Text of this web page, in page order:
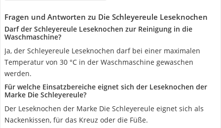
Fragen und Antworten zu Die Schleyereule Leseknochen
Darf der Schleyereule Leseknochen zur Reinigung in die
Waschmaschine?
Ja, der Schleyereule Leseknochen darf bei einer maximalen
Temperatur von 30 °C in der Waschmaschine gewaschen
werden.
Für welche Einsatzbereiche eignet sich der Leseknochen der
Marke Die Schleyereule?
Der Leseknochen der Marke Die Schleyereule eignet sich als
Nackenkissen, für das Kreuz oder die Füße.